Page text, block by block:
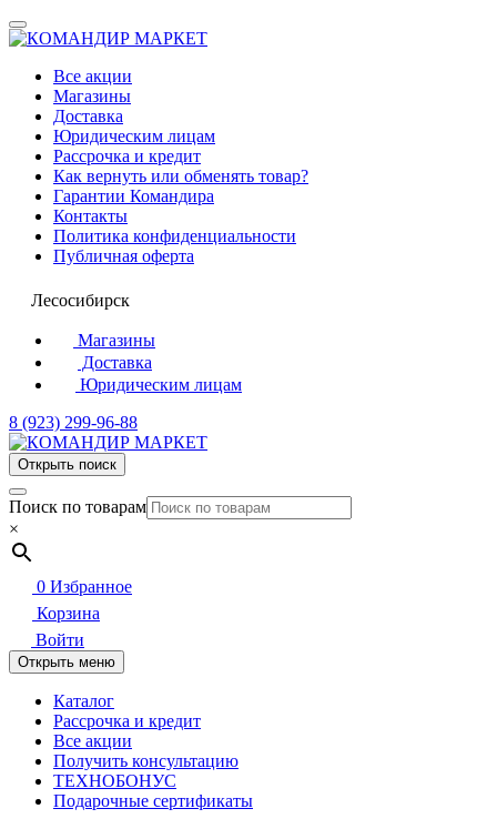
Все акции
Магазины
Доставка
Юридическим лицам
Рассрочка и кредит
Как вернуть или обменять товар?
Гарантии Командира
Контакты
Политика конфиденциальности
Публичная оферта
Лесосибирск
Магазины
Доставка
Юридическим лицам
8 (923) 299-96-88
Открыть поиск
Поиск по товарам
×
0 Избранное
Корзина
Войти
Открыть меню
Каталог
Рассрочка и кредит
Все акции
Получить консультацию
ТЕХНОБОНУС
Подарочные сертификаты